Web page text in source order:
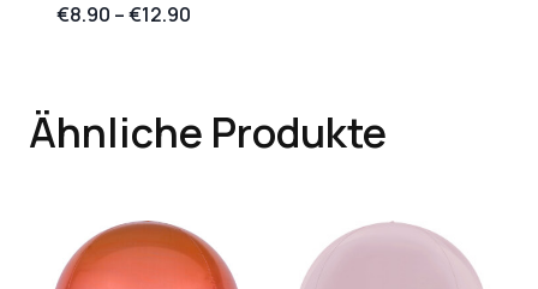
€8.90 –€12.90
Ähnliche Produkte